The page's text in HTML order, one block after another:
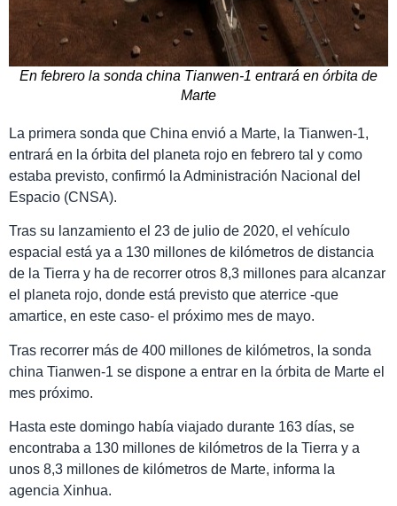
En febrero la sonda china Tianwen-1 entrará en órbita de
Marte
La primera sonda que China envió a Marte, la Tianwen-1,
entrará en la órbita del planeta rojo en febrero tal y como
estaba previsto, confirmó la Administración Nacional del
Espacio (CNSA).
Tras su lanzamiento el 23 de julio de 2020, el vehículo
espacial está ya a 130 millones de kilómetros de distancia
de la Tierra y ha de recorrer otros 8,3 millones para alcanzar
el planeta rojo, donde está previsto que aterrice -que
amartice, en este caso- el próximo mes de mayo.
Tras recorrer más de 400 millones de kilómetros, la sonda
china Tianwen-1 se dispone a entrar en la órbita de Marte el
mes próximo.
Hasta este domingo había viajado durante 163 días, se
encontraba a 130 millones de kilómetros de la Tierra y a
unos 8,3 millones de kilómetros de Marte, informa la
agencia Xinhua.